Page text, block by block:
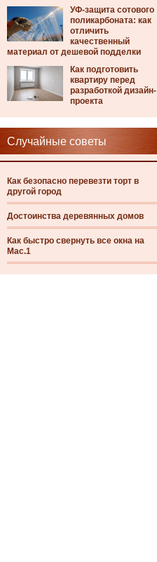
УФ-защита сотового
поликарбоната: как
отличить
качественный
материал от дешевой подделки
Как подготовить
квартиру перед
разработкой дизайн-
проекта
Случайные советы
Как безопасно перевезти торт в
другой город
Достоинства деревянных домов
Как быстро свернуть все окна на
Mac.1